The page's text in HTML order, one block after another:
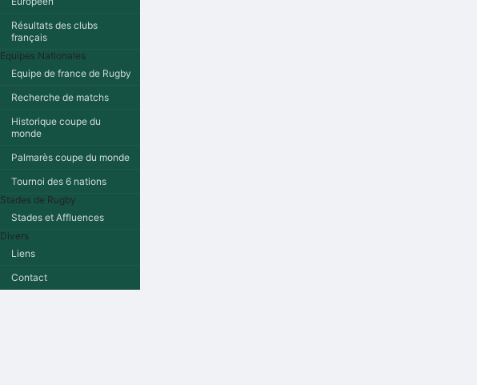
Résultats des clubs
français
Equipes Nationales
Equipe de france de Rugby
Recherche de matchs
Historique coupe du
monde
Palmarès coupe du monde
Tournoi des 6 nations
Stades de Rugby
Stades et Affluences
Divers
Liens
Contact